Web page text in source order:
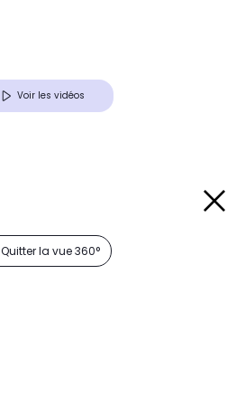
Voir les vidéos
Quitter la vue 360°